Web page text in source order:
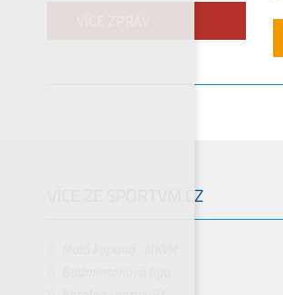
VÍCE ZE SPORTVM.CZ